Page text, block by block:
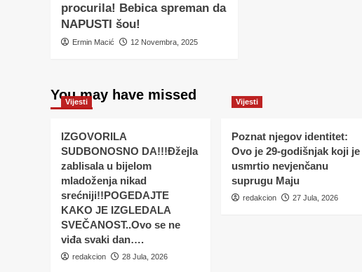
procurila! Bebica spreman da
NAPUSTI šou!
Ermin Macić 12 Novembra, 2025
You may have missed
Vijesti
IZGOVORILA
SUDBONOSNO DA!!!Đžejla
zablisala u bijelom
mladoženja nikad
srećniji!!POGEDAJTE
KAKO JE IZGLEDALA
SVEČANOST..Ovo se ne
viđa svaki dan….
redakcion 28 Jula, 2026
Vijesti
Poznat njegov identitet:
Ovo je 29-godišnjak koji je
usmrtio nevjenčanu
suprugu Maju
redakcion 27 Jula, 2026